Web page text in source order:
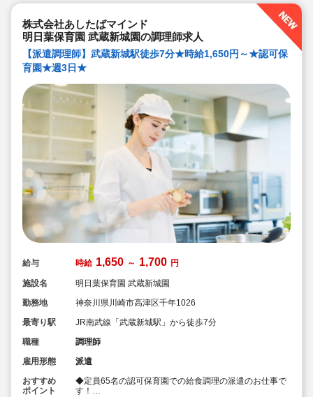
株式会社あしたばマインド
明日葉保育園 武蔵新城園の調理師求人
【派遣調理師】武蔵新城駅徒歩7分★時給1,650円～★認可保
育園★週3日★
給与 時給 1,650 ～ 1,700 円
施設名
明日葉保育園 武蔵新城園
勤務地
神奈川県川崎市高津区千年1026
最寄り駅
JR南武線「武蔵新城駅」から徒歩7分
職種
調理師
雇用形態
派遣
おすすめ
ポイント
◆定員65名の認可保育園での給食調理の派遣のお仕事で
す！